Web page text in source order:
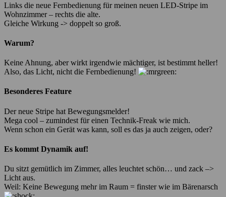
Links die neue Fernbedienung für meinen neuen LED-Stripe im
Wohnzimmer – rechts die alte.
Gleiche Wirkung -> doppelt so groß.
Warum?
Keine Ahnung, aber wirkt irgendwie mächtiger, ist bestimmt heller!
Also, das Licht, nicht die Fernbedienung!
Besonderes Feature
Der neue Stripe hat Bewegungsmelder!
Mega cool – zumindest für einen Technik-Freak wie mich.
Wenn schon ein Gerät was kann, soll es das ja auch zeigen, oder?
Es kommt Dynamik auf!
Du sitzt gemütlich im Zimmer, alles leuchtet schön… und zack –>
Licht aus.
Weil: Keine Bewegung mehr im Raum = finster wie im Bärenarsch